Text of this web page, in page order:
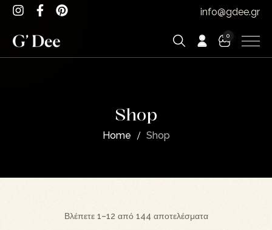
info@gdee.gr
0
Shop
Home Shop
Βλέπετε 1–12 από 144 αποτελέσματα